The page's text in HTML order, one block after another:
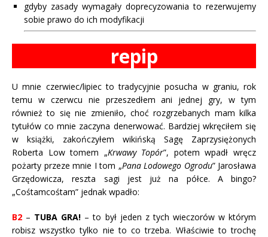
gdyby zasady wymagały doprecyzowania to rezerwujemy
sobie prawo do ich modyfikacji
repip
U mnie czerwiec/lipiec to tradycyjnie posucha w graniu, rok
temu w czerwcu nie przeszedłem ani jednej gry, w tym
również to się nie zmieniło, choć rozgrzebanych mam kilka
tytułów co mnie zaczyna denerwować. Bardziej wkręciłem się
w książki, zakończyłem wikińską Sagę Zaprzysiężonych
Roberta Low tomem „Krwawy Topór”, potem wpadł wręcz
pożarty przeze mnie I tom „Pana Lodowego Ogrodu” Jarosława
Grzędowicza, reszta sagi jest już na półce. A bingo?
„Cośtamcośtam” jednak wpadło:
B2 – TUBA GRA! – to był jeden z tych wieczorów w którym
robisz wszystko tylko nie to co trzeba. Właściwie to trochę